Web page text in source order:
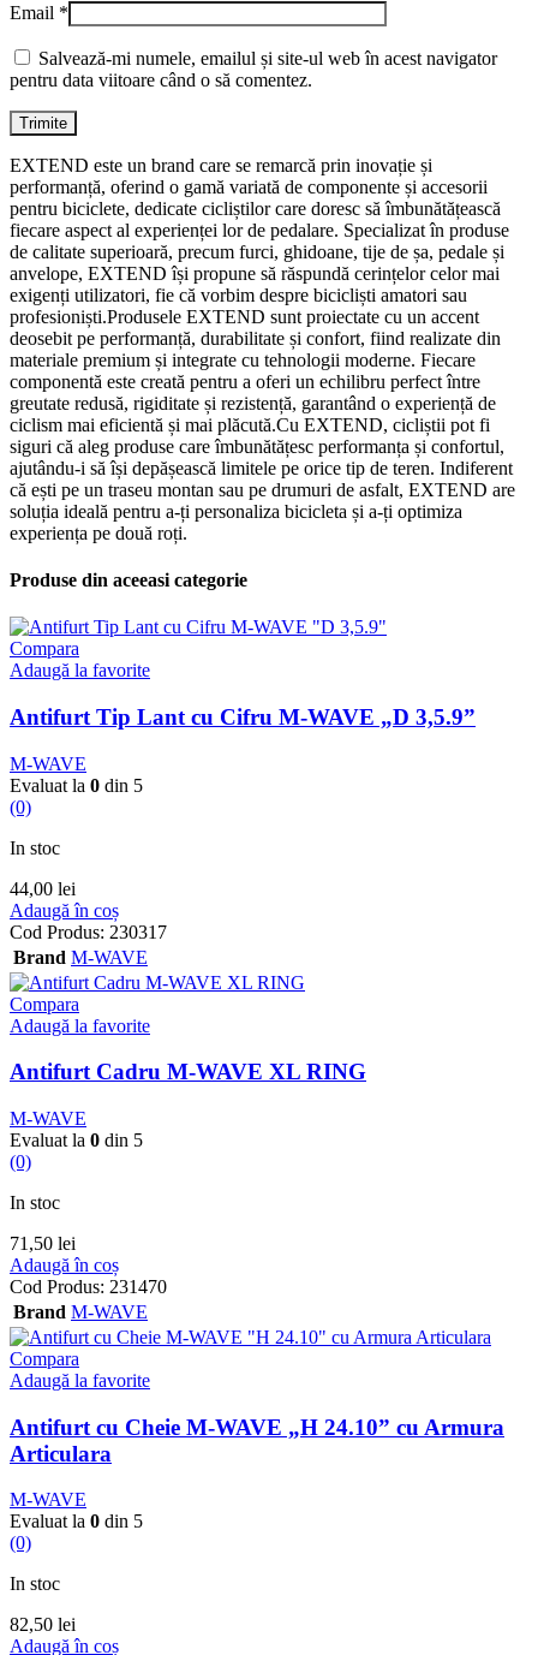
Email *
Salvează-mi numele, emailul și site-ul web în acest navigator
pentru data viitoare când o să comentez.
EXTEND este un brand care se remarcă prin inovație și
performanță, oferind o gamă variată de componente și accesorii
pentru biciclete, dedicate cicliștilor care doresc să îmbunătățească
fiecare aspect al experienței lor de pedalare. Specializat în produse
de calitate superioară, precum furci, ghidoane, tije de șa, pedale și
anvelope, EXTEND își propune să răspundă cerințelor celor mai
exigenți utilizatori, fie că vorbim despre bicicliști amatori sau
profesioniști.Produsele EXTEND sunt proiectate cu un accent
deosebit pe performanță, durabilitate și confort, fiind realizate din
materiale premium și integrate cu tehnologii moderne. Fiecare
componentă este creată pentru a oferi un echilibru perfect între
greutate redusă, rigiditate și rezistență, garantând o experiență de
ciclism mai eficientă și mai plăcută.Cu EXTEND, cicliștii pot fi
siguri că aleg produse care îmbunătățesc performanța și confortul,
ajutându-i să își depășească limitele pe orice tip de teren. Indiferent
că ești pe un traseu montan sau pe drumuri de asfalt, EXTEND are
soluția ideală pentru a-ți personaliza bicicleta și a-ți optimiza
experiența pe două roți.
Produse din aceeasi categorie
Compara
Adaugă la favorite
Antifurt Tip Lant cu Cifru M-WAVE „D 3,5.9”
M-WAVE
Evaluat la 0 din 5
(0)
In stoc
44,00 lei
Adaugă în coș
Cod Produs: 230317
Brand M-WAVE
Compara
Adaugă la favorite
Antifurt Cadru M-WAVE XL RING
M-WAVE
Evaluat la 0 din 5
(0)
In stoc
71,50 lei
Adaugă în coș
Cod Produs: 231470
Brand M-WAVE
Compara
Adaugă la favorite
Antifurt cu Cheie M-WAVE „H 24.10” cu Armura
Articulara
M-WAVE
Evaluat la 0 din 5
(0)
In stoc
82,50 lei
Adaugă în coș